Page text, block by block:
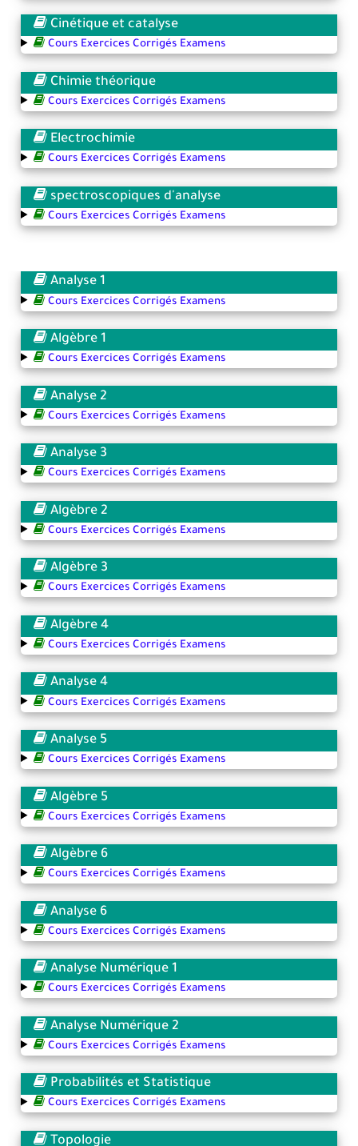
Cinétique et catalyse
Cours Exercices Corrigés Examens
Chimie théorique
Cours Exercices Corrigés Examens
Electrochimie
Cours Exercices Corrigés Examens
spectroscopiques d'analyse
Cours Exercices Corrigés Examens
Analyse 1
Cours Exercices Corrigés Examens
Algèbre 1
Cours Exercices Corrigés Examens
Analyse 2
Cours Exercices Corrigés Examens
Analyse 3
Cours Exercices Corrigés Examens
Algèbre 2
Cours Exercices Corrigés Examens
Algèbre 3
Cours Exercices Corrigés Examens
Algèbre 4
Cours Exercices Corrigés Examens
Analyse 4
Cours Exercices Corrigés Examens
Analyse 5
Cours Exercices Corrigés Examens
Algèbre 5
Cours Exercices Corrigés Examens
Algèbre 6
Cours Exercices Corrigés Examens
Analyse 6
Cours Exercices Corrigés Examens
Analyse Numérique 1
Cours Exercices Corrigés Examens
Analyse Numérique 2
Cours Exercices Corrigés Examens
Probabilités et Statistique
Cours Exercices Corrigés Examens
Topologie